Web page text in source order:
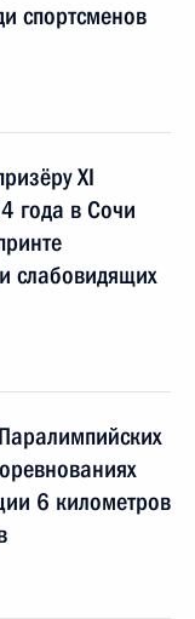
спортсменов
XI
года в Сочи
слабовидящих
6 километров